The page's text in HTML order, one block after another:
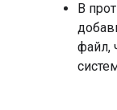
В
файл,